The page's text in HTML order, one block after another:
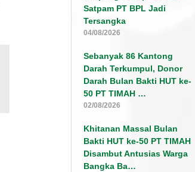
Satpam PT BPL Jadi
Tersangka
04/08/2026
Sebanyak 86 Kantong
Darah Terkumpul, Donor
Darah Bulan Bakti HUT ke-
50 PT TIMAH …
02/08/2026
Khitanan Massal Bulan
Bakti HUT ke-50 PT TIMAH
Disambut Antusias Warga
Bangka Ba…